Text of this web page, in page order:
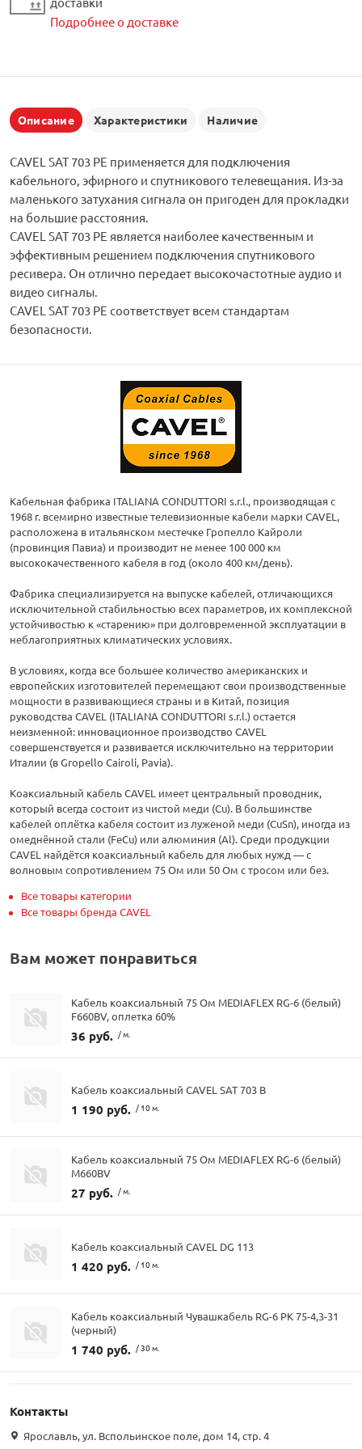
Подробнее о доставке
Описание Характеристики Наличие
CAVEL SAT 703 PE применяется для подключения
кабельного, эфирного и спутникового телевещания. Из-за
маленького затухания сигнала он пригоден для прокладки
на большие расстояния.
CAVEL SAT 703 PE является наиболее качественным и
эффективным решением подключения спутникового
ресивера. Он отлично передает высокочастотные аудио и
видео сигналы.
CAVEL SAT 703 PE соответствует всем стандартам
безопасности.
Кабельная фабрика ITALIANA CONDUTTORI s.r.l., производящая с
1968 г. всемирно известные телевизионные кабели марки CAVEL,
расположена в итальянском местечке Гропелло Кайроли
(провинция Павиа) и производит не менее 100 000 км
высококачественного кабеля в год (около 400 км/день).
Фабрика специализируется на выпуске кабелей, отличающихся
исключительной стабильностью всех параметров, их комплексной
устойчивостью к «старению» при долговременной эксплуатации в
неблагоприятных климатических условиях.
В условиях, когда все большее количество американских и
европейских изготовителей перемещают свои производственные
мощности в развивающиеся страны и в Китай, позиция
руководства CAVEL (ITALIANA CONDUTTORI s.r.l.) остается
неизменной: инновационное производство CAVEL
совершенствуется и развивается исключительно на территории
Италии (в Gropello Cairoli, Pavia).
Коаксиальный кабель CAVEL имеет центральный проводник,
который всегда состоит из чистой меди (Cu). В большинстве
кабелей оплётка кабеля состоит из луженой меди (CuSn), иногда из
омеднённой стали (FeCu) или алюминия (Al). Среди продукции
CAVEL найдётся коаксиальный кабель для любых нужд — с
волновым сопротивлением 75 Ом или 50 Ом с тросом или без.
Все товары категории
Все товары бренда CAVEL
Вам может понравиться
Кабель коаксиальный 75 Ом MEDIAFLEX RG-6 (белый)
F660BV, оплетка 60%
36 руб. / м.
Кабель коаксиальный CAVEL SAT 703 B
1 190 руб. / 10 м.
Кабель коаксиальный 75 Ом MEDIAFLEX RG-6 (белый)
М660BV
27 руб. / м.
Кабель коаксиальный CAVEL DG 113
1 420 руб. / 10 м.
Кабель коаксиальный Чувашкабель RG-6 РК 75-4,3-31
(черный)
1 740 руб. / 30 м.
Контакты
Ярославль, ул. Вспольинское поле, дом 14, стр. 4